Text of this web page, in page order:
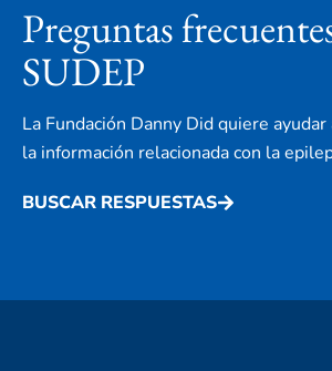
Preguntas
SUDEP
La Fundación Danny Did quiere
la información relacionada con la
BUSCAR RESPUESTAS